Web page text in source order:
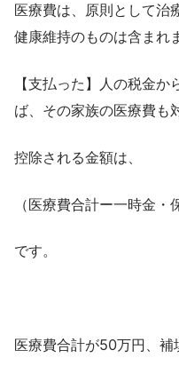
医療費は、原則として治
健康維持のものは含まれ
【支払った】人の税金
ば、その家族の医療費も
控除される金額は、
（医療費合計ー一時金
です。
医療費合計が50万円、